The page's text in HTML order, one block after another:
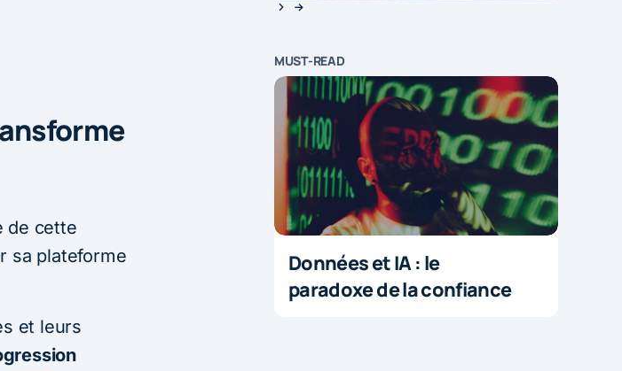
de cette
sa plateforme
et leurs
MUST-READ
Données et IA : le
paradoxe de la confiance